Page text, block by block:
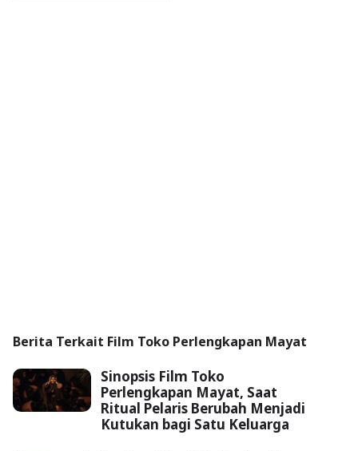
Berita Terkait Film Toko Perlengkapan Mayat
Sinopsis Film Toko
Perlengkapan Mayat, Saat
Ritual Pelaris Berubah Menjadi
Kutukan bagi Satu Keluarga